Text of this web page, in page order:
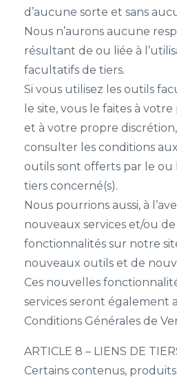
d’aucune sorte et sans
Nous n’aurons aucune
résultant de ou liée à
facultatifs de tiers.
Si vous utilisez les outils
le site, vous le faites à
et à votre propre
consulter les conditions
outils sont offerts par le ou
tiers concerné(s).
Nous pourrions aussi, à
nouveaux services et/ou
fonctionnalités sur notre
nouveaux outils et de
Ces nouvelles
services seront également
Conditions Générales de
ARTICLE 8 – LIENS DE
Certains contenus,